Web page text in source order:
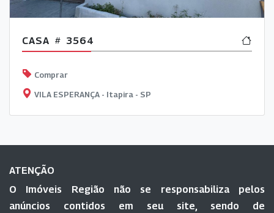
CASA 3564
Comprar
VILA ESPERANÇA - Itapira - SP
ATENÇÃO
O Imóveis Região não se responsabiliza pelos
anúncios contidos em seu site, sendo de